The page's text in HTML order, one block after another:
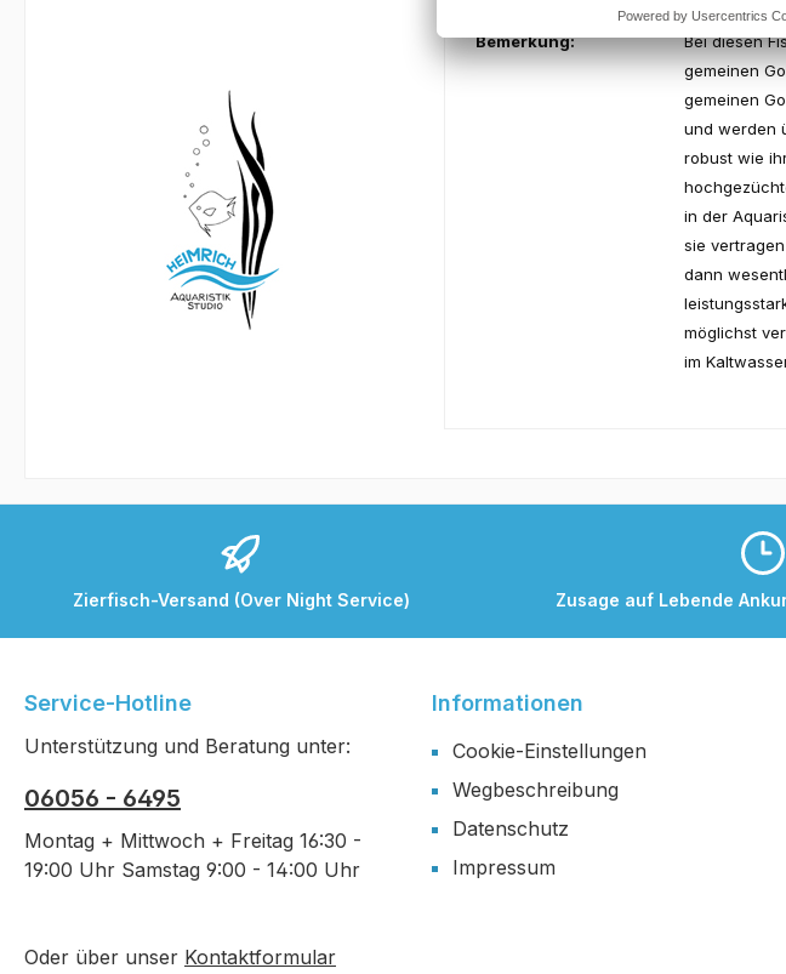
Bemerkung:
Bei diesen
gemeinen
gemeinen
und werden
robust wie
in der
sie
dann
möglichst
im
Zierfisch-Versand (Over Night Service) Zusage auf Lebende
Service-Hotline
Unterstützung und Beratung unter:
06056 - 6495
Montag + Mittwoch + Freitag 16:30 -
19:00 Uhr Samstag 9:00 - 14:00 Uhr
Oder über unser Kontaktformular
Informationen
Cookie-Einstellungen
Wegbeschreibung
Datenschutz
Impressum